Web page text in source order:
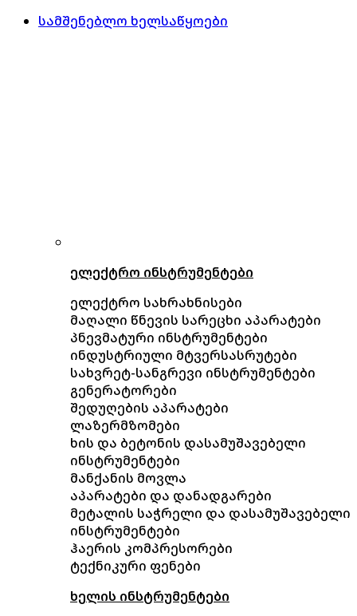
სამშენებლო ხელსაწყოები
ელექტრო ინსტრუმენტები
ელექტრო სახრახნისები
მაღალი წნევის სარეცხი აპარატები
პნევმატური ინსტრუმენტები
ინდუსტრიული მტვერსასრუტები
სახვრეტ-სანგრევი ინსტრუმენტები
გენერატორები
შედუღების აპარატები
ლაზერმზომები
ხის და ბეტონის დასამუშავებელი
ინსტრუმენტები
მანქანის მოვლა
აპარატები და დანადგარები
მეტალის საჭრელი და დასამუშავებელი
ინსტრუმენტები
ჰაერის კომპრესორები
ტექნიკური ფენები
ხელის ინსტრუმენტები